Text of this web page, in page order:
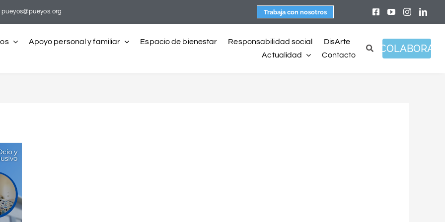
pueyos@pueyos.org Trabaja con nosotros
Apoyo personal y familiar Espacio de bienestar Responsabilidad social
DisArte
Actualidad
Contacto
COLABORA